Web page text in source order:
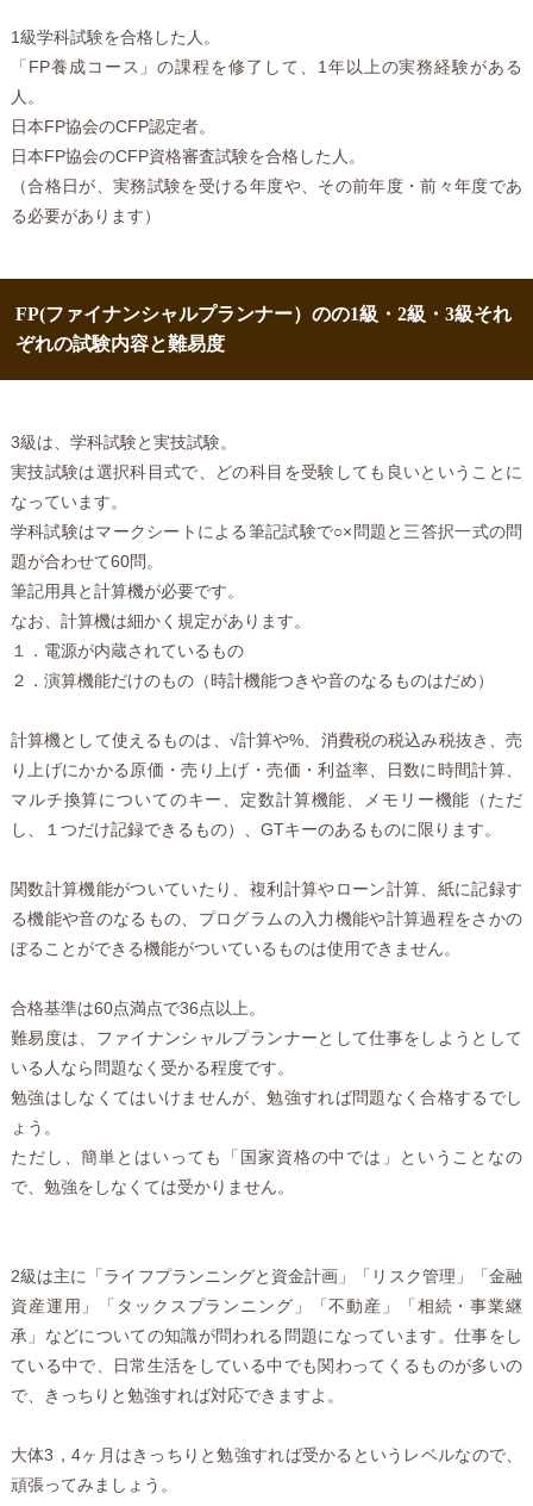
1級学科試験を合格した人。
「FP養成コース」の課程を修了して、1年以上の実務経験がある
人。
日本FP協会のCFP認定者。
日本FP協会のCFP資格審査試験を合格した人。
（合格日が、実務試験を受ける年度や、その前年度・前々年度であ
る必要があります）
FP(ファイナンシャルプランナー）のの1級・2級・3級それ
ぞれの試験内容と難易度
3級は、学科試験と実技試験。
実技試験は選択科目式で、どの科目を受験しても良いということに
なっています。
学科試験はマークシートによる筆記試験で○×問題と三答択一式の問
題が合わせて60問。
筆記用具と計算機が必要です。
なお、計算機は細かく規定があります。
１．電源が内蔵されているもの
２．演算機能だけのもの（時計機能つきや音のなるものはだめ）
計算機として使えるものは、√計算や%、消費税の税込み税抜き、売
り上げにかかる原価・売り上げ・売価・利益率、日数に時間計算、
マルチ換算についてのキー、定数計算機能、メモリー機能（ただ
し、１つだけ記録できるもの）、GTキーのあるものに限ります。
関数計算機能がついていたり、複利計算やローン計算、紙に記録す
る機能や音のなるもの、プログラムの入力機能や計算過程をさかの
ぼることができる機能がついているものは使用できません。
合格基準は60点満点で36点以上。
難易度は、ファイナンシャルプランナーとして仕事をしようとして
いる人なら問題なく受かる程度です。
勉強はしなくてはいけませんが、勉強すれば問題なく合格するでし
ょう。
ただし、簡単とはいっても「国家資格の中では」ということなの
で、勉強をしなくては受かりません。
2級は主に「ライフプランニングと資金計画」「リスク管理」「金融
資産運用」「タックスプランニング」「不動産」「相続・事業継
承」などについての知識が問われる問題になっています。仕事をし
ている中で、日常生活をしている中でも関わってくるものが多いの
で、きっちりと勉強すれば対応できますよ。
大体3，4ヶ月はきっちりと勉強すれば受かるというレベルなので、
頑張ってみましょう。